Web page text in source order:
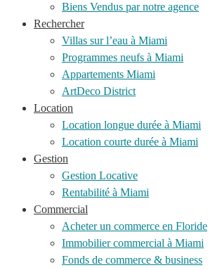
Biens Vendus par notre agence
Rechercher
Villas sur l’eau à Miami
Programmes neufs à Miami
Appartements Miami
ArtDeco District
Location
Location longue durée à Miami
Location courte durée à Miami
Gestion
Gestion Locative
Rentabilité à Miami
Commercial
Acheter un commerce en Floride
Immobilier commercial à Miami
Fonds de commerce & business